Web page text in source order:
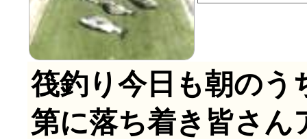
筏釣り今日も朝のう
第に落ち着き皆さん